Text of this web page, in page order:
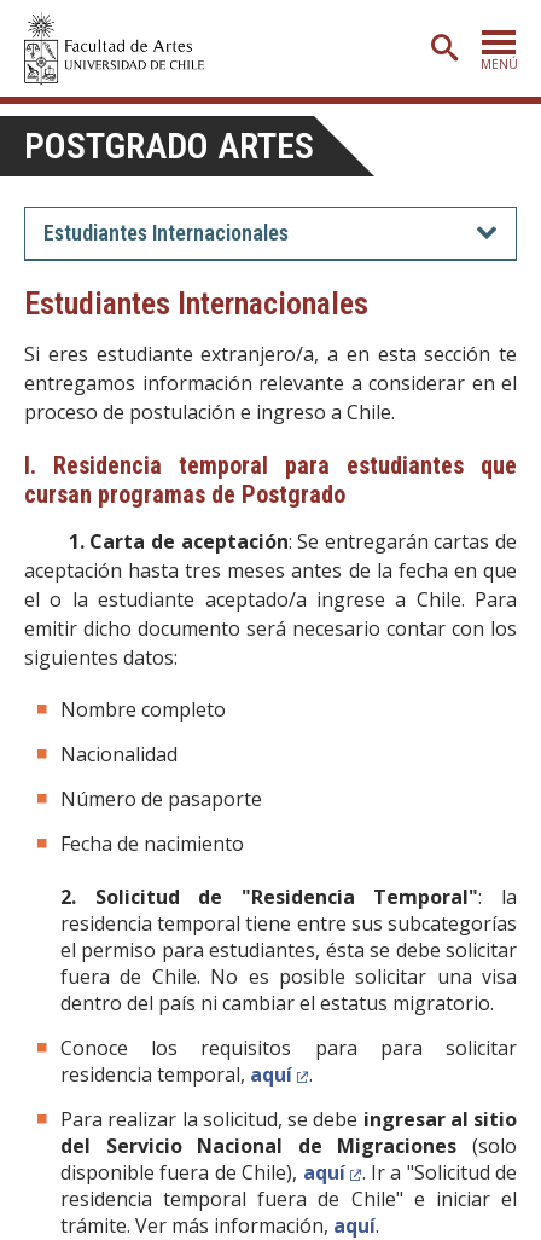
MENÚ
PORTADA
ADMISIÓN
ETAPA BÁSICA
CARRERAS
POSTGRADO
EXTENSIÓN
CREACIÓNE INVESTIGACIÓN
BIBLIOTECA
DEPARTAMENTOS
FACULTAD
Estudiantes
Académicas/os
Funcionarias/os
POSTGRADO ARTES
Estudiantes Internacionales
Estudiantes Internacionales
Si eres estudiante extranjero/a, a en esta sección te
entregamos información relevante a considerar en el
proceso de postulación e ingreso a Chile.
I. Residencia temporal para estudiantes que
cursan programas de Postgrado
1. Carta de aceptación: Se entregarán cartas de
aceptación hasta tres meses antes de la fecha en que
el o la estudiante aceptado/a ingrese a Chile. Para
emitir dicho documento será necesario contar con los
siguientes datos:
Nombre completo
Nacionalidad
Número de pasaporte
Fecha de nacimiento
2. Solicitud de "Residencia Temporal": la
residencia temporal tiene entre sus subcategorías
el permiso para estudiantes, ésta se debe solicitar
fuera de Chile. No es posible solicitar una visa
dentro del país ni cambiar el estatus migratorio.
Conoce los requisitos para para solicitar
residencia temporal, aquí
.
Para realizar la solicitud, se debe ingresar al sitio
del Servicio Nacional de Migraciones (solo
disponible fuera de Chile), aquí
. Ir a "Solicitud de
residencia temporal fuera de Chile" e iniciar el
trámite. Ver más información, aquí.